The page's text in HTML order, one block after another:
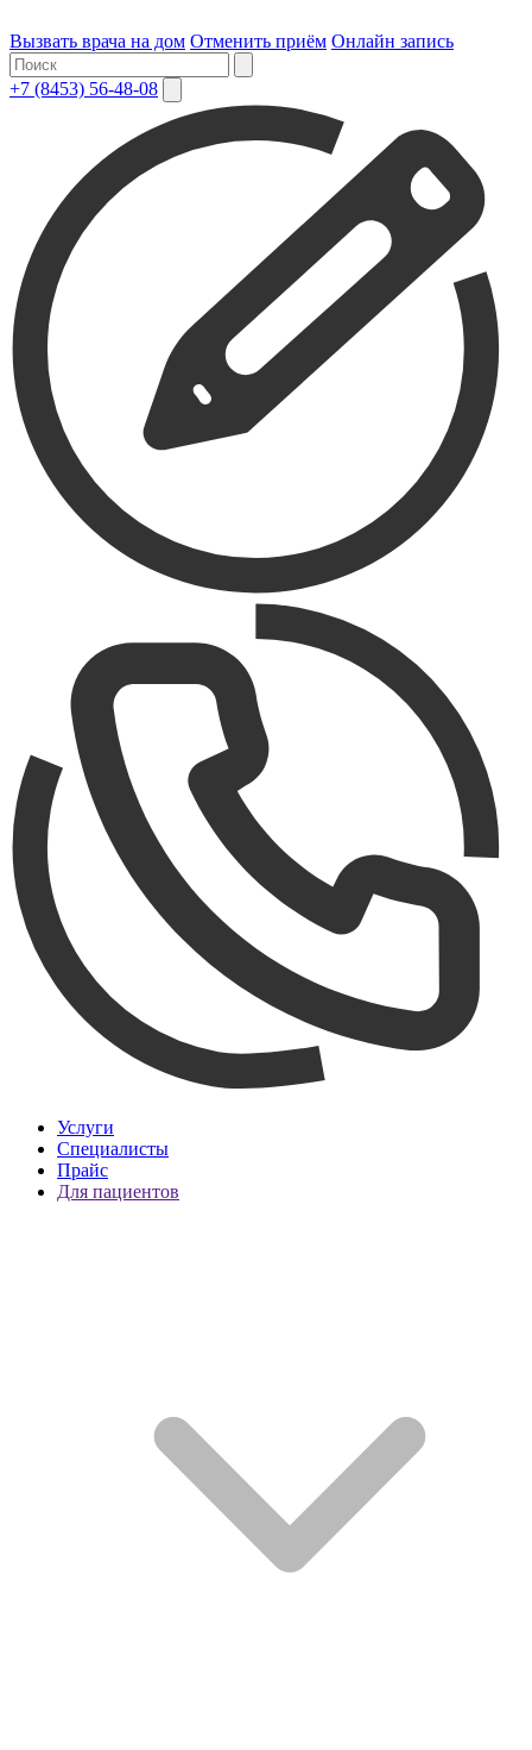
Вызвать врача на дом Отменить приём Онлайн запись
+7 (8453) 56-48-08
Услуги
Специалисты
Прайс
Для пациентов